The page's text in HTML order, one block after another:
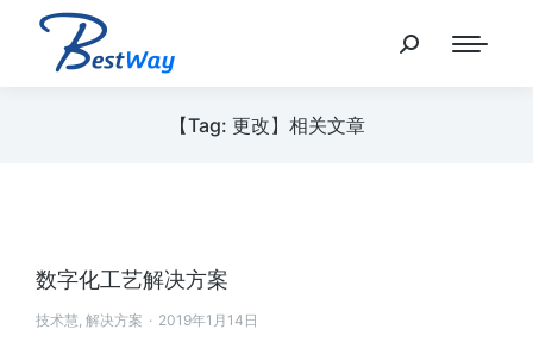
【Tag: 更改】相关文章
数字化工艺解决方案
技术慧, 解决方案 2019年1月14日